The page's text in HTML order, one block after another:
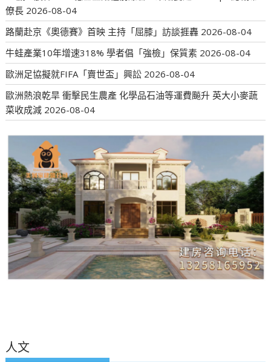
僚長 2026-08-04
路蘭赴京《奧德賽》首映 主持「屈膝」訪談捱轟 2026-08-04
牛蛙產業10年增速318% 學者倡「強檢」保質素 2026-08-04
歐洲足協擬就FIFA「賣世盃」興訟 2026-08-04
歐洲熱浪乾旱 衝擊民生農產 化學品石油等運費飈升 英大小麥蔬
菜收成減 2026-08-04
人文